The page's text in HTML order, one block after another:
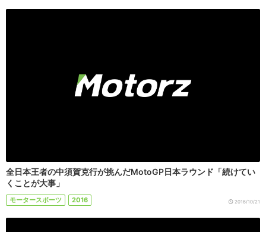
全日本王者の中須賀克行が挑んだMotoGP日本ラウンド「続けてい
くことが大事」
モータースポーツ 2016 2016/10/21